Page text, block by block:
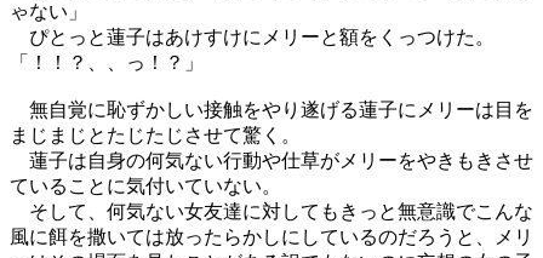
ゃない」
ぴとっと蓮子はあけすけにメリーと額をくっつけた。
「！！？、、っ！？」
無自覚に恥ずかしい接触をやり遂げる蓮子にメリーは目を
まじまじとたじたじさせて驚く。
蓮子は自身の何気ない行動や仕草がメリーをやきもきさせ
ていることに気付いていない。
そして、何気ない女友達に対してもきっと無意識でこんな
風に餌を撒いては放ったらかしにしているのだろうと、メリ